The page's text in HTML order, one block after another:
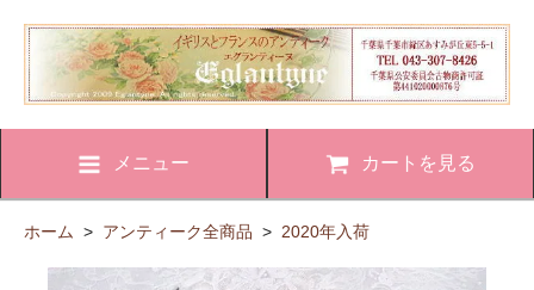
メニュー カートを見る
ホーム > アンティーク全商品 > 2020年入荷